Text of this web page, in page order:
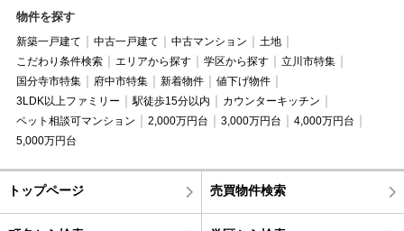
物件を探す
新築一戸建て 中古一戸建て 中古マンション
土地
こだわり条件検索
エリアから探す 学区から探す
立川市特集
国分寺市特集
府中市特集 新着物件
値下げ物件
3LDK以上ファミリー
駅徒歩15分以内
カウンターキッチン
ペット相談可マンション
2,000万円台 3,000万円台
4,000万円台
5,000万円台
トップページ 売買物件検索